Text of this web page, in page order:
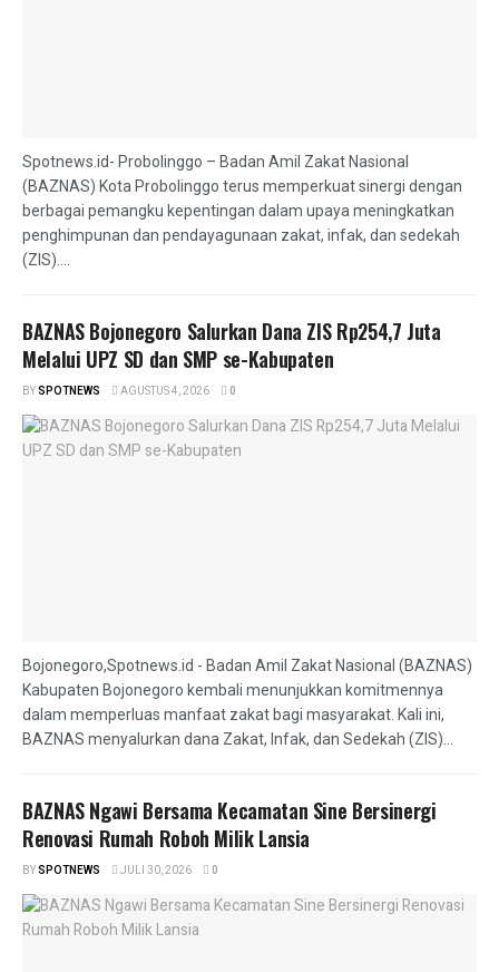
Spotnews.id- Probolinggo – Badan Amil Zakat Nasional
(BAZNAS) Kota Probolinggo terus memperkuat sinergi dengan
berbagai pemangku kepentingan dalam upaya meningkatkan
penghimpunan dan pendayagunaan zakat, infak, dan sedekah
(ZIS)....
BAZNAS Bojonegoro Salurkan Dana ZIS Rp254,7 Juta
Melalui UPZ SD dan SMP se-Kabupaten
BYSPOTNEWS AGUSTUS 4, 2026 0
Bojonegoro,Spotnews.id - Badan Amil Zakat Nasional (BAZNAS)
Kabupaten Bojonegoro kembali menunjukkan komitmennya
dalam memperluas manfaat zakat bagi masyarakat. Kali ini,
BAZNAS menyalurkan dana Zakat, Infak, dan Sedekah (ZIS)...
BAZNAS Ngawi Bersama Kecamatan Sine Bersinergi
Renovasi Rumah Roboh Milik Lansia
BYSPOTNEWS JULI 30, 2026 0